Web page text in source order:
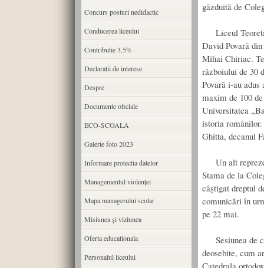
găzduită de
Liceul
David Povară
Mihai Chiriac.
războiului de 30
Povară i-au
maxim de 100
Universitatea
istoria
Ghitta, decanul
Un alt
Stama de la
câștigat dreptul
comunicări în
pe 22 mai.
Sesiunea de
deosebite, cum
Catedrala
Concurs posturi nedidactic
Conducerea liceului
Contributie 3.5%
Declaratii de interese
Despre
Documente oficiale
ECO-SCOALA
Galerie foto 2023
Informare protectia datelor
Managementul violenței
Mapa managerului scolar
Misiunea şi viziunea
Oferta educationala
Personalul liceului